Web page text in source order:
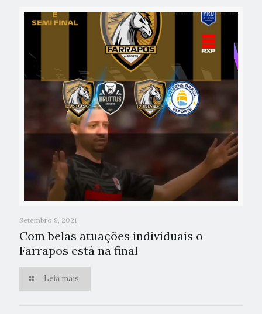
Setembro 9, 2021
Com belas atuações individuais o
Farrapos está na final
Leia mais